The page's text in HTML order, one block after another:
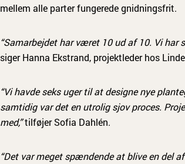
mellem alle parter fungerede gnidningsfrit.
“Samarbejdet har været 10 ud af 10. Vi har
siger Hanna Ekstrand, projektleder hos
“Vi havde seks uger til at designe nye
samtidig var det en utrolig sjov proces.
med,”tilføjer Sofia Dahlén.
“Det var meget spændende at blive en del